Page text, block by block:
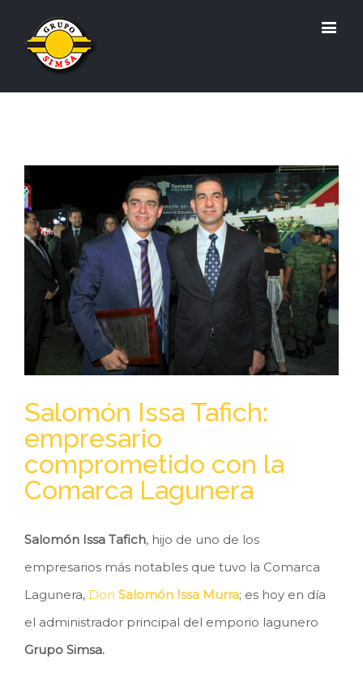
Larger
Image
Salomón Issa Tafich:
empresario
comprometido con la
Comarca Lagunera
Salomón Issa Tafich, hijo de uno de los
empresarios más notables que tuvo la Comarca
Lagunera, Don Salomón Issa Murra; es hoy en día
el administrador principal del emporio lagunero
Grupo Simsa.